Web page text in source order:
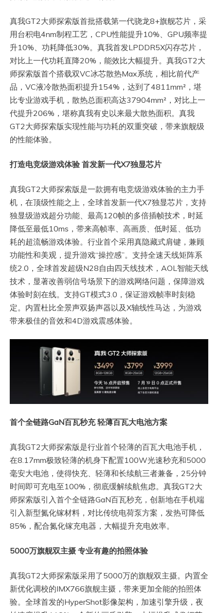
真我GT2大师探索版首批搭载第一代骁龙8+旗舰芯片，采
用台积电4nm制程工艺，CPU性能提升10%、GPU频率提
升10%、功耗降低30%。真我首发LPDDR5X闪存芯片，
对比上一代功耗直降20%，能效比大幅提升。真我GT2大
师探索版首个搭载双VC冰芯散热Max系统，相比前代产
品，VC液冷散热面积提升154%，达到了4811mm²，堪
比专业游戏手机，散热总面积高达37904mm²，对比上一
代提升206%，堪称真我有史以来最大散热面积。真我
GT2大师探索版实现性能与功耗的双重突破，带来旗舰级
的性能体验。
打造电竞级游戏体验 首发新一代X7独显芯片
真我GT2大师探索版是一款拥有电竞级游戏体验的主力手
机，在顶级性能之上，全球首发新一代X7独显芯片，支持
独显级游戏超分功能、最高120帧的多倍插帧技术，时延
降低至最低10ms，带来高帧率、高画质、低时延、低功
耗的超流畅游戏体验。行业首个采用真隐藏式肩键，兼顾
功能性和美观，提升游戏“操控感”。支持全速天线矩阵系
统2.0，全球首发超级N28自由四天线技术，AOL智能天线
技术，显著改善弱信号场景下的游戏网络问题，保障游戏
体验时刻在线。支持GT模式3.0，保证游戏帧率时刻稳
定。内置杜比全景声双扬声器以及X轴线性马达，为游戏
带来极佳的音效和4D游戏震感体验。
首个全链路GaN百瓦秒充 轻薄百瓦大电池方案
真我GT2大师探索版是行业首个轻薄的百瓦大电池手机，
在8.17mm极致轻薄的机身下配置100W光速秒充和5000
毫安大电池，使得快充、轻薄和长续航三者兼备，25分钟
时间即可充电至100%，彻底缓解续航焦虑。真我GT2大
师探索版引入首个全链路GaN百瓦秒充，创新地在手机端
引入新型氮化镓材料，对比传统电荷泵方案，发热可降低
85%，配合氮化镓充电器，大幅提升充电效率。
5000万旗舰双主摄 专业有趣的拍照体验
真我GT2大师探索版采用了5000万的旗舰双主摄。内置全
新优化调校的IMX766旗舰主摄，带来更加全能的拍照体
验。全球首发的HyperShot影像架构，加速引擎升级，夜